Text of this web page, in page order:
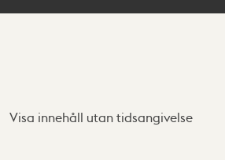
Visa innehåll utan tidsangivelse